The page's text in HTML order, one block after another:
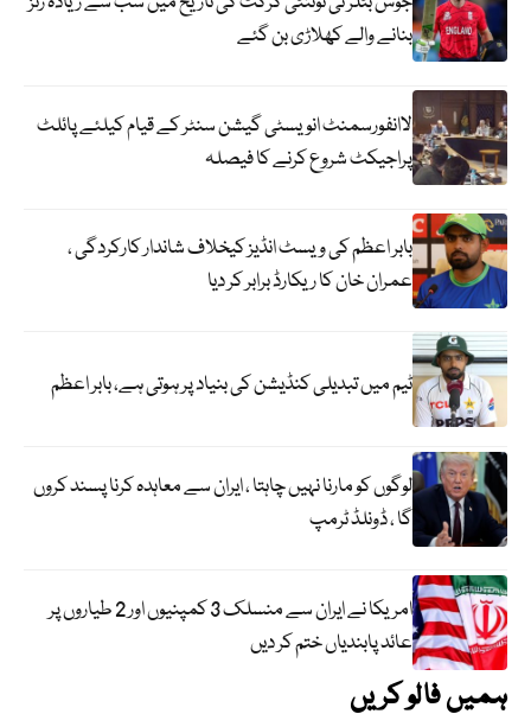
بنانے والے کھلاڑی بن گئے
لاانفورسمنٹ انویسٹی گیشن سنٹر کے قیام کیلئے پائلٹ
پراجیکٹ شروع کرنے کا فیصلہ
بابر اعظم کی ویسٹ انڈیز کیخلاف شاندار کارکردگی ،
عمران خان کا ریکارڈ برابر کر دیا
ٹیم میں تبدیلی کنڈیشن کی بنیاد پر ہوتی ہے، بابر اعظم
لوگوں کو مارنا نہیں چاہتا ، ایران سے معاہدہ کرنا پسند کروں
گا ، ڈونلڈ ٹرمپ
امریکا نے ایران سے منسلک 3 کمپنیوں اور 2 طیاروں پر
عائد پابندیاں ختم کر دیں
ہمیں فالو کریں